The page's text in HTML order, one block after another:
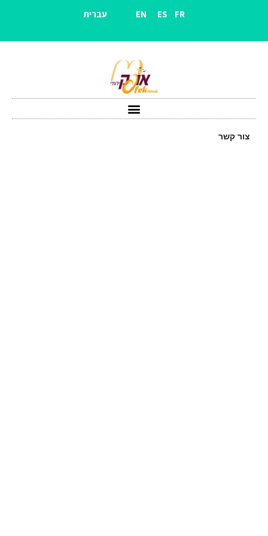
EN ES FR עברית
צור קשר